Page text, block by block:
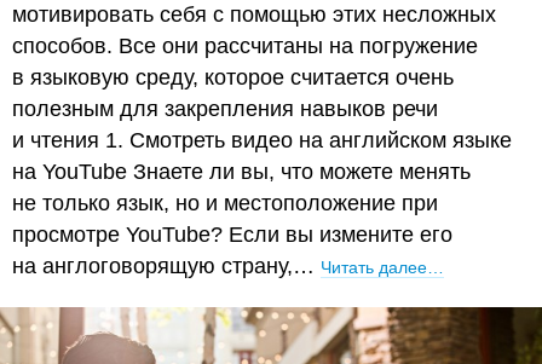
мотивировать себя с помощью этих несложных
способов. Все они рассчитаны на погружение
в языковую среду, которое считается очень
полезным для закрепления навыков речи
и чтения 1. Смотреть видео на английском языке
на YouTube Знаете ли вы, что можете менять
не только язык, но и местоположение при
просмотре YouTube? Если вы измените его
на англоговорящую страну,… Читать далее…